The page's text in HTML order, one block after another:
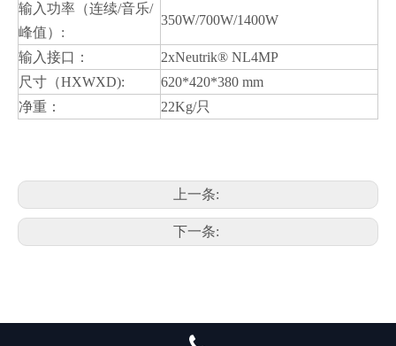
输入功率（连续/音乐/
峰值）:
350W/700W/1400W
输入接口：
2xNeutrik® NL4MP
尺寸（HXWXD):
620*420*380 mm
净重：
22Kg/只
上一条:
下一条: